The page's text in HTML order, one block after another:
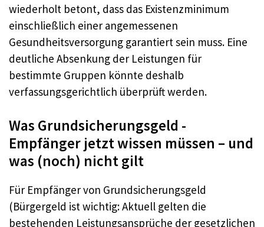
wiederholt betont, dass das Existenzminimum
einschließlich einer angemessenen
Gesundheitsversorgung garantiert sein muss. Eine
deutliche Absenkung der Leistungen für
bestimmte Gruppen könnte deshalb
verfassungsgerichtlich überprüft werden.
Was Grundsicherungsgeld -
Empfänger jetzt wissen müssen – und
was (noch) nicht gilt
Für Empfänger von Grundsicherungsgeld
(Bürgergeld ist wichtig: Aktuell gelten die
bestehenden Leistungsansprüche der gesetzlichen